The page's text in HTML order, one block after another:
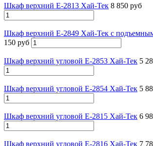
Шкаф верхний Е-2813 Хай-Тек 8 850 руб
Шкаф верхний Е-2849 Хай-Тек с
150 руб
Шкаф верхний угловой Е-2853 Хай-Тек 5
Шкаф верхний угловой Е-2854 Хай-Тек 5
Шкаф верхний угловой Е-2815 Хай-Тек 6
Шкаф верхний угловой Е-2816 Хай-Тек 7